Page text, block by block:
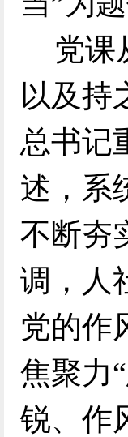
党课
以及持
总书记
述，系
不断夯
调，人
党的作
焦聚力
锐、作